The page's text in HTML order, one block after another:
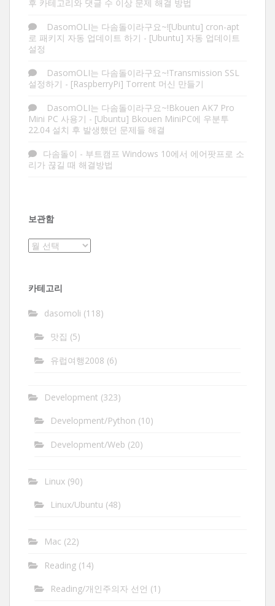
후 카테고리와 댓글 수 이상 문제 해결 방법
DasomOLI는 다솜돌이라구요~![Ubuntu] cron-apt
로 패키지 자동 업데이트 하기 - [Ubuntu] 자동 업데이트
설정
DasomOLI는 다솜돌이라구요~!Transmission SSL
설정하기 - [RaspberryPi] Torrent 머신 만들기
DasomOLI는 다솜돌이라구요~!Bkouen AK7 Pro
Mini PC 사용기 - [Ubuntu] Bkouen MiniPC에 우분투
22.04 설치 후 발생했던 문제들 해결
다솜돌이 - 부트캠프 Windows 10에서 에어팟프로 소
리가 끊길 때 해결방법
보관함
보
카테고리
dasomoli (118)
맛집 (5)
유럽여행2008 (6)
Development (323)
Development/Python (10)
Development/Web (20)
Linux (90)
Linux/Ubuntu (48)
Mac (22)
Reading (14)
Reading/개인주의자 선언 (1)